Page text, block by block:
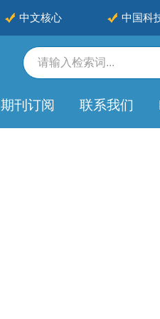
中文核心 中国科
期刊订阅 联系我们